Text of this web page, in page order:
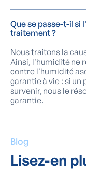
Que se passe-t-il si
traitement ?
Nous traitons la
Ainsi, l'humidité ne
contre l'humidité
garantie à vie : si
survenir, nous le
garantie.
Blog
Lisez-en